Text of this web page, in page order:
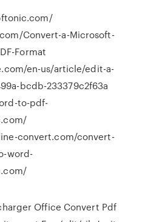
Convert-a-Microsoft-
Format
en-us/article/edit-a-
bcdb-233379c2f63a
to-pdf-
convert.com/convert-
word-
Office Convert Pdf